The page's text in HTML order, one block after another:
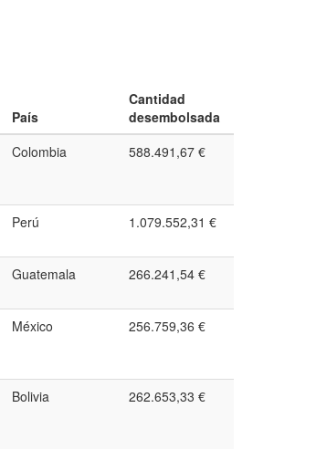
País
Cantidad
desembolsada
Colombia 588.491,67 €
Perú 1.079.552,31 €
Guatemala 266.241,54 €
México 256.759,36 €
Bolivia 262.653,33 €